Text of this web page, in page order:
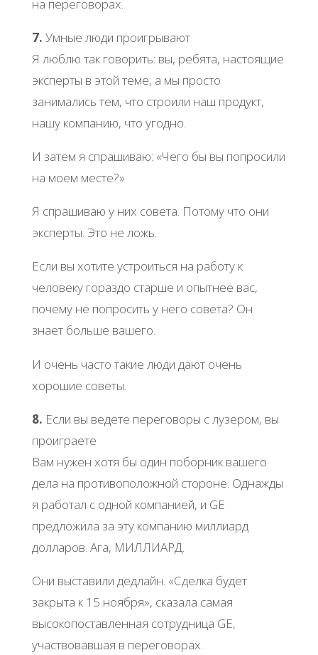
на переговорах.
7. Умные люди проигрывают
Я люблю так говорить: вы, ребята, настоящие
эксперты в этой теме, а мы просто
занимались тем, что строили наш продукт,
нашу компанию, что угодно.
И затем я спрашиваю: «Чего бы вы попросили
на моем месте?»
Я спрашиваю у них совета. Потому что они
эксперты. Это не ложь.
Если вы хотите устроиться на работу к
человеку гораздо старше и опытнее вас,
почему не попросить у него совета? Он
знает больше вашего.
И очень часто такие люди дают очень
хорошие советы.
8. Если вы ведете переговоры с лузером, вы
проиграете
Вам нужен хотя бы один поборник вашего
дела на противоположной стороне. Однажды
я работал с одной компанией, и GE
предложила за эту компанию миллиард
долларов. Ага, МИЛЛИАРД.
Они выставили дедлайн. «Сделка будет
закрыта к 15 ноября», сказала самая
высокопоставленная сотрудница GE,
участвовавшая в переговорах.